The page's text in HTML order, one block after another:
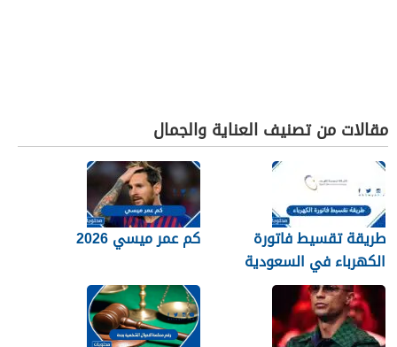
مقالات من تصنيف العناية والجمال
طريقة تقسيط فاتورة
الكهرباء في السعودية
1448 – 2026
كم عمر ميسي 2026